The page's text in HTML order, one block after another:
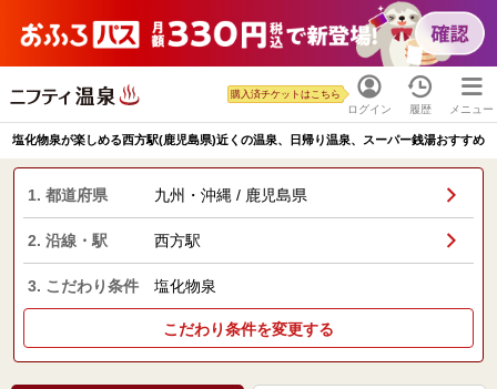
ログイン
購入済チケットはこちら
履歴 メニュー
塩化物泉が楽しめる西方駅(鹿児島県)近くの温泉、日帰り温泉、スーパー銭湯おすすめ
1. 都道府県 九州・沖縄 / 鹿児島県
2. 沿線・駅 西方駅
3. こだわり条件 塩化物泉
こだわり条件を変更する